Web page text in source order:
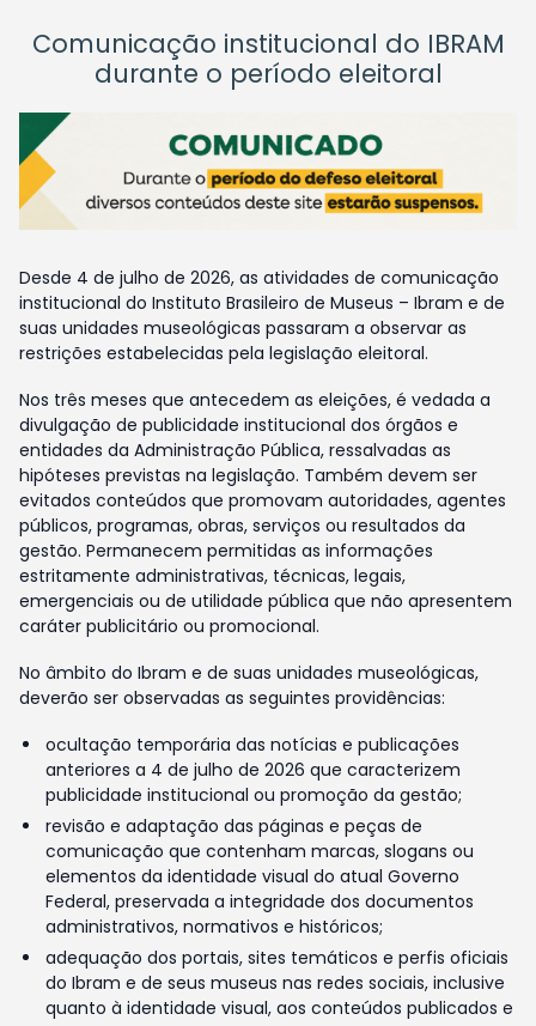
Comunicação institucional do IBRAM
durante o período eleitoral
Desde 4 de julho de 2026, as atividades de comunicação
institucional do Instituto Brasileiro de Museus – Ibram e de
suas unidades museológicas passaram a observar as
restrições estabelecidas pela legislação eleitoral.
Nos três meses que antecedem as eleições, é vedada a
divulgação de publicidade institucional dos órgãos e
entidades da Administração Pública, ressalvadas as
hipóteses previstas na legislação. Também devem ser
evitados conteúdos que promovam autoridades, agentes
públicos, programas, obras, serviços ou resultados da
gestão. Permanecem permitidas as informações
estritamente administrativas, técnicas, legais,
emergenciais ou de utilidade pública que não apresentem
caráter publicitário ou promocional.
No âmbito do Ibram e de suas unidades museológicas,
deverão ser observadas as seguintes providências:
ocultação temporária das notícias e publicações
anteriores a 4 de julho de 2026 que caracterizem
publicidade institucional ou promoção da gestão;
revisão e adaptação das páginas e peças de
comunicação que contenham marcas, slogans ou
elementos da identidade visual do atual Governo
Federal, preservada a integridade dos documentos
administrativos, normativos e históricos;
adequação dos portais, sites temáticos e perfis oficiais
do Ibram e de seus museus nas redes sociais, inclusive
quanto à identidade visual, aos conteúdos publicados e